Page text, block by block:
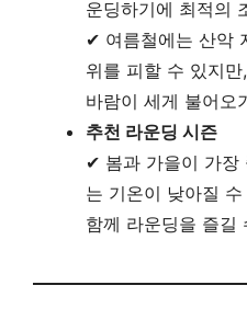
운딩하기에 최적의
✔ 여름철에는 산악
위를 피할 수 있지
바람이 세게 불어오
추천 라운딩 시즌
✔ 봄과 가을이 가장
는 기온이 낮아질
함께 라운딩을 즐길